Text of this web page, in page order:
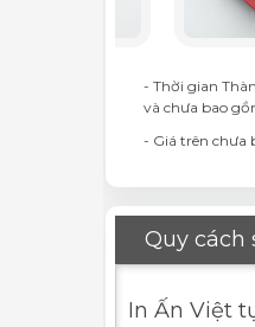
- Thời gian
và chưa bao
- Giá trên chưa
In Ấn Việt